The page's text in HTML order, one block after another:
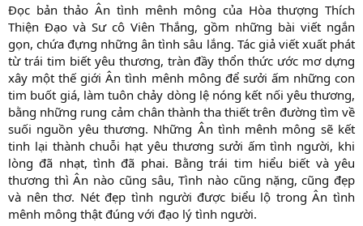
a
t
Đọc bản thảo Ân tình mênh mông của Hòa thượng Thích
Thiện Đạo và Sư cô Viên Thắng, gồm những bài viết ngắn
gọn, chứa đựng những ân tình sâu lắng. Tác giả viết xuất phát
từ trái tim biết yêu thương, tràn đầy thổn thức ước mơ dựng
xây một thế giới Ân tình mênh mông để sưởi ấm những con
tim buốt giá, làm tuôn chảy dòng lệ nóng kết nối yêu thương,
bằng những rung cảm chân thành tha thiết trên đường tìm về
suối nguồn yêu thương. Những Ân tình mênh mông sẽ kết
tinh lại thành chuỗi hạt yêu thương sưởi ấm tình người, khi
lòng đã nhạt, tình đã phai. Bằng trái tim hiểu biết và yêu
thương thì Ân nào cũng sâu, Tình nào cũng nặng, cũng đẹp
và nên thơ. Nét đẹp tình người được biểu lộ trong Ân tình
mênh mông thật đúng với đạo lý tình người.